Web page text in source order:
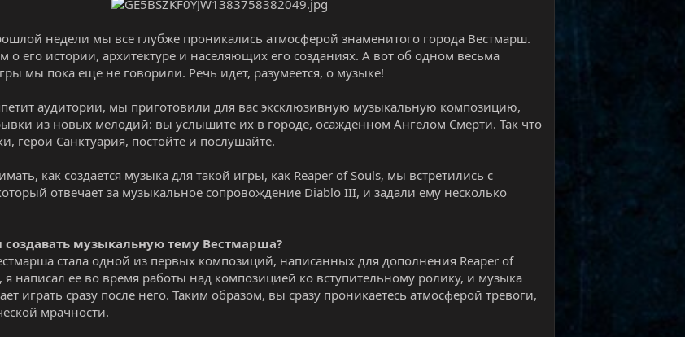
недели мы все глубже проникались атмосферой знаменитого города Вестмарш.
о его истории, архитектуре и населяющих его созданиях. А вот об одном весьма
мы пока еще не говорили. Речь идет, разумеется, о музыке!
аудитории, мы приготовили для вас эксклюзивную музыкальную композицию,
из новых мелодий: вы услышите их в городе, осажденном Ангелом Смерти. Так что
герои Санктуария, постойте и послушайте.
как создается музыка для такой игры, как Reaper of Souls, мы встретились с
отвечает за музыкальное сопровождение Diablo III, и задали ему несколько
создавать музыкальную тему Вестмарша?
стала одной из первых композиций, написанных для дополнения Reaper of
я написал ее во время работы над композицией ко вступительному ролику, и музыка
играть сразу после него. Таким образом, вы сразу проникаетесь атмосферой тревоги,
мрачности.